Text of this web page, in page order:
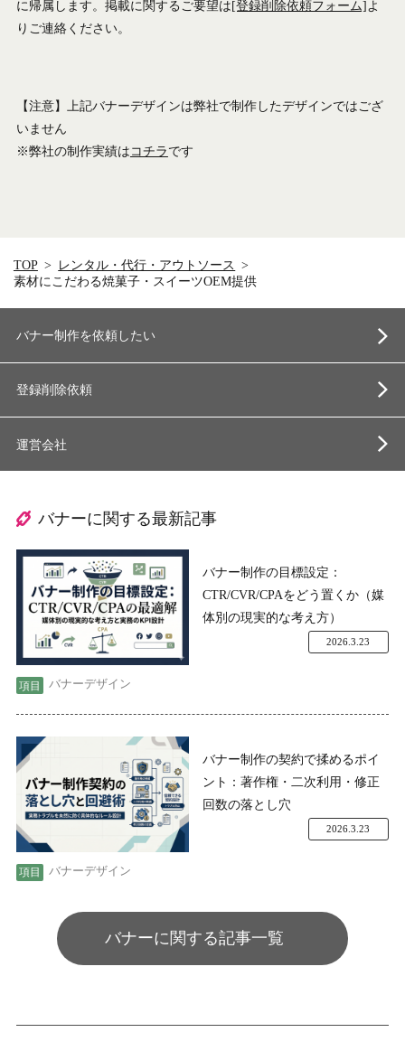
に帰属します。掲載に関するご要望は[登録削除依頼フォーム]よ
りご連絡ください。
【注意】上記バナーデザインは弊社で制作したデザインではござ
いません
※弊社の制作実績はコチラです
TOP
レンタル・代行・アウトソース
素材にこだわる焼菓子・スイーツOEM提供
バナー制作を依頼したい
登録削除依頼
運営会社
バナーに関する最新記事
バナー制作の目標設定：
CTR/CVR/CPAをどう置くか（媒
体別の現実的な考え方）
バナーデザイン
2026.3.23
バナー制作の契約で揉めるポイ
ント：著作権・二次利用・修正
回数の落とし穴
バナーデザイン
2026.3.23
バナーに関する記事一覧